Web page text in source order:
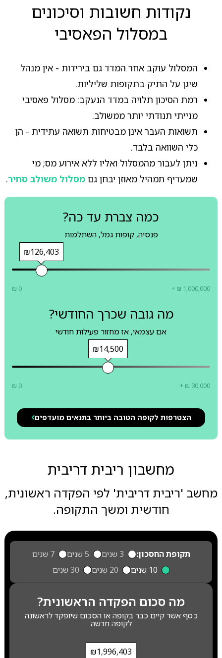
נקודות חשובות וסיכונים
במסלול הפאסיבי
המסלול עוקב אחר המדד גם בירידות - אין מנהל
שיגן על התיק בתקופות שליליות.
רמת הסיכון תלויה במדד הנעקב: מסלול פאסיבי
מנייתי תנודתי יותר ממשולב.
תשואות העבר אינן מבטיחות תשואה עתידית - הן
כלי השוואה בלבד.
ניתן לעבור מהמסלול ואליו ללא אירוע מס; מי
שמעדיף תמהיל מאוזן יבחן גם מסלול משולב סחיר.
כמה צברת עד כה?
פנסיה, קופות גמל, השתלמות
₪126,403
₪ 0 + ₪ 1,000,000
מה גובה שכרך החודשי?
אם עצמאי, אז מחזור פעילות חודשי
₪14,500
₪ 0 + ₪ 30,000
הצטרפות לקופה הטובה ביותר בתנאים מועדפים
מחשבון ריבית דריבית
מחשב 'ריבית דריבית' לפי הפקדה ראשונית,
חודשית ומשך התקופה.
תקופת החסכון: 3 שנים 5 שנים
7 שנים
10 שנים
20 שנים 30 שנים
מה סכום הפקדה הראשונית?
כסף אשר קיים כבר בקופה או הסכום שיופקד לראשונה
לקופה חדשה
₪1,996,403